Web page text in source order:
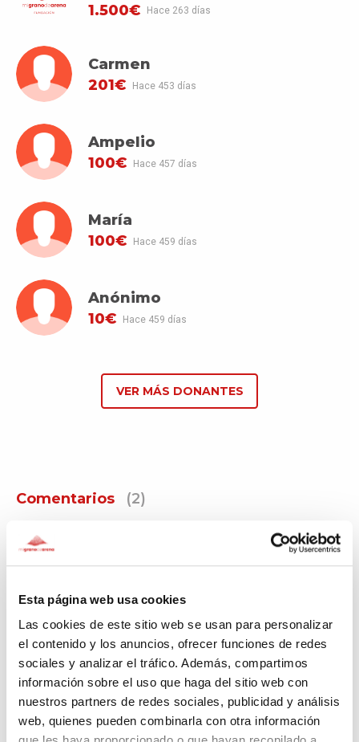
Esta página web usa cookies
Las cookies de este sitio web se usan para personalizar
el contenido y los anuncios, ofrecer funciones de redes
sociales y analizar el tráfico. Además, compartimos
información sobre el uso que haga del sitio web con
nuestros partners de redes sociales, publicidad y análisis
web, quienes pueden combinarla con otra información
1.500€
Hace 263 días
Carmen
201€
Hace 453 días
Ampelio
100€
Hace 457 días
María
100€
Hace 459 días
Anónimo
10€
Hace 459 días
VER MÁS DONANTES
Comentarios (2)
Gloria Isabel
Hace 459 días